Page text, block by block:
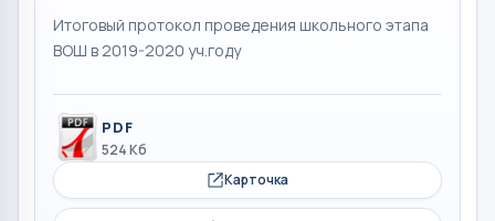
Итоговый протокол проведения школьного этапа
ВОШ в 2019-2020 уч.году
PDF
524 Кб
Карточка